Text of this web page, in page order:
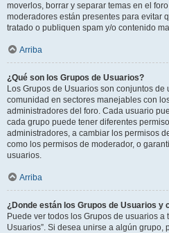
moverlos, borrar y separar temas en el
moderadores están presentes para evitar
tratado o publiquen spam y/o contenido
Arriba
¿Qué son los Grupos de Usuarios?
Los Grupos de Usuarios son conjuntos
comunidad en sectores manejables con
administradores del foro. Cada usuario
cada grupo puede tener diferentes
administradores, a cambiar los permisos
como los permisos de moderador, o
usuarios.
Arriba
¿Donde están los Grupos de Usuarios y
Puede ver todos los Grupos de usuarios a
Usuarios”. Si desea unirse a algún grupo,